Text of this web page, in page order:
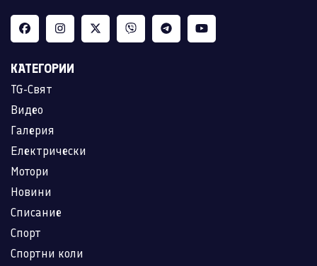
КАТЕГОРИИ
TG-Свят
Видео
Галерия
Електрически
Мотори
Новини
Списание
Спорт
Спортни коли